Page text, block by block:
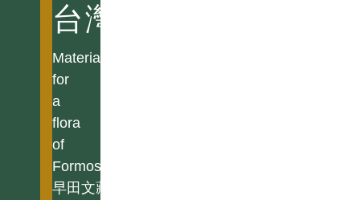
台灣植物資料
Materials
for
a
flora
of
Formosa
早田文藏